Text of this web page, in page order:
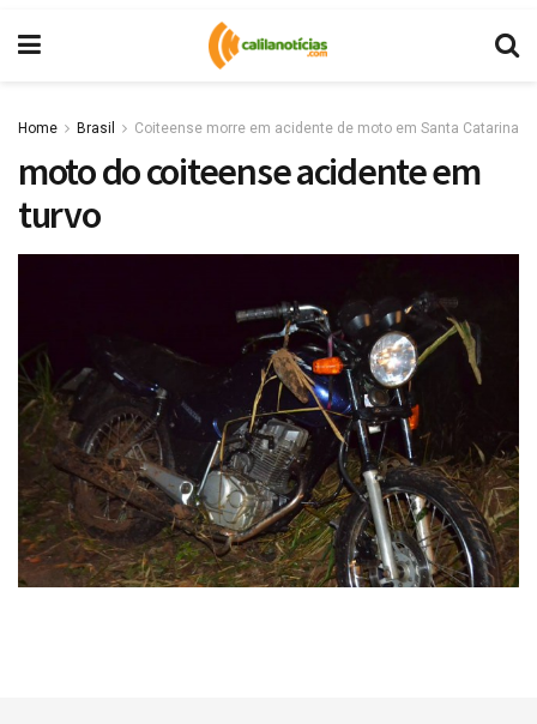
Home Brasil Coiteense morre em acidente de moto em Santa Catarina
moto do coiteense acidente em
turvo